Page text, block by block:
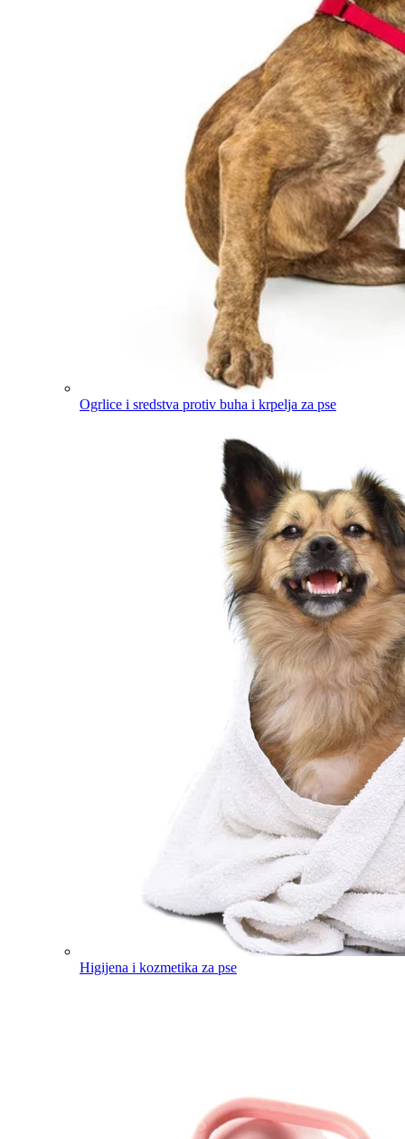
Ogrlice i sredstva protiv buha i krpelja za pse
Higijena i kozmetika za pse